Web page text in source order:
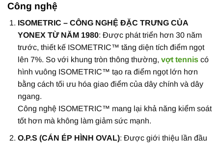
Công nghệ
ISOMETRIC – CÔNG NGHỆ ĐẶC TRƯNG CỦA
YONEX TỪ NĂM 1980: Được phát triển hơn 30 năm
trước, thiết kế ISOMETRIC™ tăng diện tích điểm ngọt
lên 7%. So với khung tròn thông thường, vợt tenniscó
hình vuông ISOMETRIC™ tạo ra điểm ngọt lớn hơn
bằng cách tối ưu hóa giao điểm của dây chính và dây
ngang.
Công nghệ ISOMETRIC™ mang lại khả năng kiểm soát
tốt hơn mà không làm giảm sức mạnh.
O.P.S (CÁN ÉP HÌNH OVAL): Được giới thiệu lần đầu